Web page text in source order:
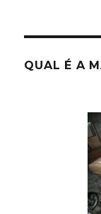
QUAL É A